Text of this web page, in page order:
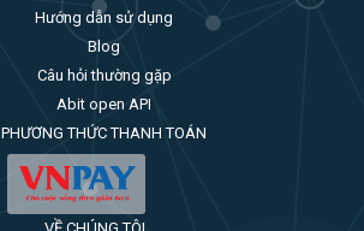
Hướng dẫn sử dụng
Blog
Câu hỏi thường gặp
Abit open API
PHƯƠNG THỨC THANH TOÁN